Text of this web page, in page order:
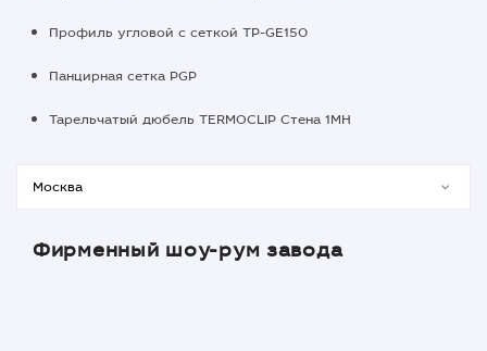
Профиль угловой с сеткой TP-GE150
Панцирная сетка PGP
Тарельчатый дюбель TERMOCLIP Стена 1MH
Фирменный шоу-рум завода